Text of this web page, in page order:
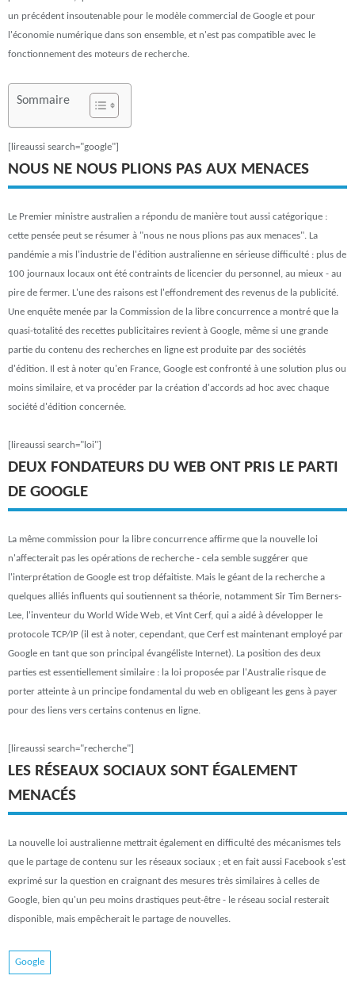
un précédent insoutenable pour le modèle commercial de Google et pour
l'économie numérique dans son ensemble, et n'est pas compatible avec le
fonctionnement des moteurs de recherche.
Sommaire
[lireaussi search="google"]
NOUS NE NOUS PLIONS PAS AUX MENACES
Le Premier ministre australien a répondu de manière tout aussi catégorique :
cette pensée peut se résumer à "nous ne nous plions pas aux menaces". La
pandémie a mis l'industrie de l'édition australienne en sérieuse difficulté : plus de
100 journaux locaux ont été contraints de licencier du personnel, au mieux - au
pire de fermer. L'une des raisons est l'effondrement des revenus de la publicité.
Une enquête menée par la Commission de la libre concurrence a montré que la
quasi-totalité des recettes publicitaires revient à Google, même si une grande
partie du contenu des recherches en ligne est produite par des sociétés
d'édition. Il est à noter qu'en France, Google est confronté à une solution plus ou
moins similaire, et va procéder par la création d'accords ad hoc avec chaque
société d'édition concernée.
[lireaussi search="loi"]
DEUX FONDATEURS DU WEB ONT PRIS LE PARTI
DE GOOGLE
La même commission pour la libre concurrence affirme que la nouvelle loi
n'affecterait pas les opérations de recherche - cela semble suggérer que
l'interprétation de Google est trop défaitiste. Mais le géant de la recherche a
quelques alliés influents qui soutiennent sa théorie, notamment Sir Tim Berners-
Lee, l'inventeur du World Wide Web, et Vint Cerf, qui a aidé à développer le
protocole TCP/IP (il est à noter, cependant, que Cerf est maintenant employé par
Google en tant que son principal évangéliste Internet). La position des deux
parties est essentiellement similaire : la loi proposée par l'Australie risque de
porter atteinte à un principe fondamental du web en obligeant les gens à payer
pour des liens vers certains contenus en ligne.
[lireaussi search="recherche"]
LES RÉSEAUX SOCIAUX SONT ÉGALEMENT
MENACÉS
La nouvelle loi australienne mettrait également en difficulté des mécanismes tels
que le partage de contenu sur les réseaux sociaux ; et en fait aussi Facebook s'est
exprimé sur la question en craignant des mesures très similaires à celles de
Google, bien qu'un peu moins drastiques peut-être - le réseau social resterait
disponible, mais empêcherait le partage de nouvelles.
Google